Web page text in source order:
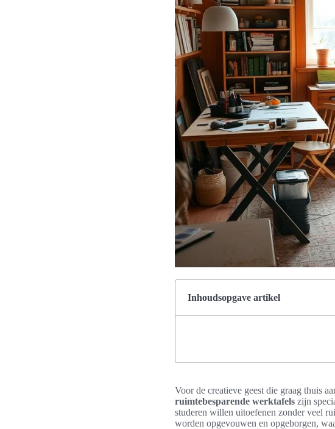
Inhoudsopgave artikel
Voor de creatieve geest die graag thuis
ruimtebesparende werktafels zijn
studeren willen uitoefenen zonder veel
worden opgevouwen en opgeborgen,